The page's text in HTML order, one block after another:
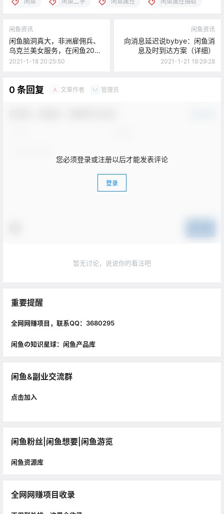
闲鱼资讯
闲鱼脑洞真大，非洲雇佣兵、
乌克兰美女服务，在闲鱼200
元就能买到？
2021-1-18 20:25:50
闲鱼资讯
向消息延迟说bybye：闲鱼消
息及时到达方案（详细）
2021-1-21 18:29:28
0 条回复 A 文章作者 M 管理员
您必须登录或注册以后才能发表评论
登录
暂无讨论，说说你的看法吧
重要提醒
全网网赚项目，联系QQ：3680295
闲鱼の知识星球：闲鱼产品库
闲鱼&副业交流群
点击加入
闲鱼粉丝|闲鱼想要|闲鱼游览
闲鱼资源库
全网网赚项目收录